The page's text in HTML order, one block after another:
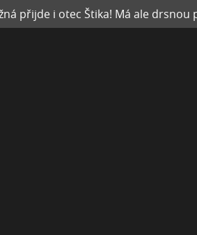
přijde i otec Štika! Má ale drsnou